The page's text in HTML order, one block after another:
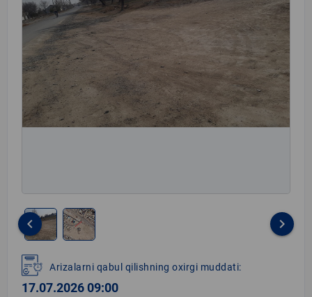
1
of
2
keyboard_arrow_left keyboard_arrow_right
Arizalarni qabul qilishning oxirgi muddati:
17.07.2026 09:00